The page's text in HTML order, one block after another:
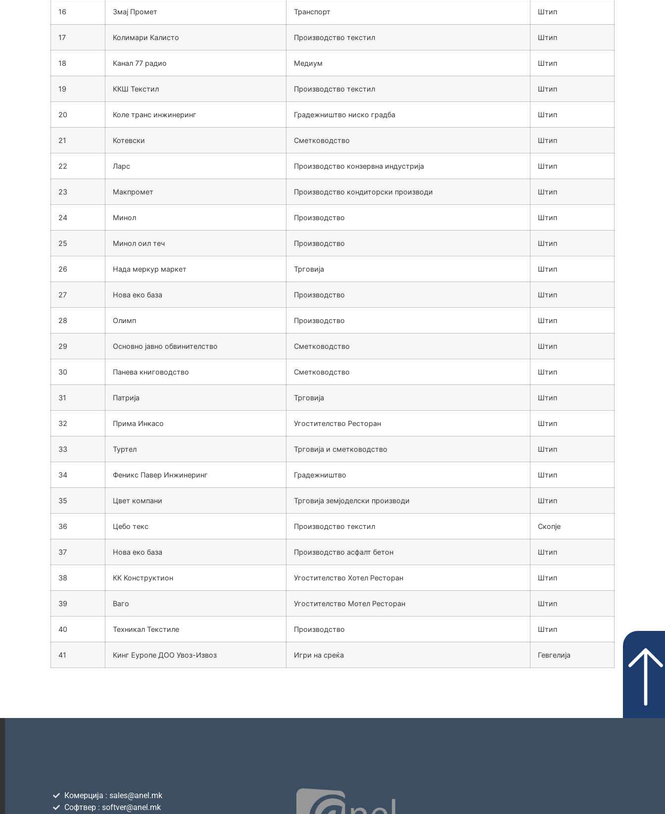
16 Змај Промет Транспорт Штип
17 Колимари Калисто Производство текстил Штип
18 Канал 77 радио Медиум Штип
19 ККШ Текстил Производство текстил Штип
20 Коле транс инжинеринг Градежништво ниско градба Штип
21 Котевски Сметководство Штип
22 Ларс Производство конзервна индустрија Штип
23 Макпромет Производство кондиторски производи Штип
24 Минол Производство Штип
25 Минол оил теч Производство Штип
26 Нада меркур маркет Трговија Штип
27 Нова еко база Производство Штип
28 Олимп Производство Штип
29 Основно јавно обвинителство Сметководство Штип
30 Панева книговодство Сметководство Штип
31 Патрија Трговија Штип
32 Прима Инкасо Угостителство Ресторан Штип
33 Туртел Трговија и сметководство Штип
34 Феникс Павер Инжинеринг Градежништво Штип
35 Цвет компани Трговија земјоделски производи Штип
36 Цебо текс Производство текстил Скопје
37 Нова еко база Производство асфалт бетон Штип
38 КК Конструктион Угостителство Хотел Ресторан Штип
39 Ваго Угостителство Мотел Ресторан Штип
40 Техникал Текстиле Производство Штип
41 Кинг Еуропе ДОО Увоз-Извоз Игри на среќа Гевгелија
Комерција : sales@anel.mk
Софтвер : softver@anel.mk